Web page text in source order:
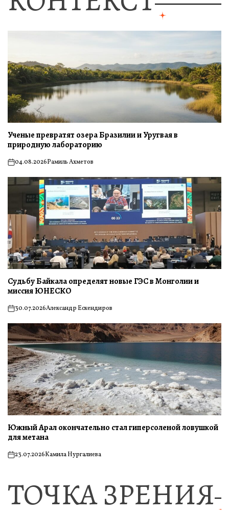
Ученые превратят озера Бразилии и Уругвая в
природную лабораторию
on04.08.2026Рамиль Ахметов
Судьбу Байкала определят новые ГЭС в Монголии и
миссия ЮНЕСКО
on30.07.2026Александр Ескендиров
Южный Арал окончательно стал гиперсоленой ловушкой
для метана
on23.07.2026Камила Нургалиева
ТОЧКА ЗРЕНИЯ